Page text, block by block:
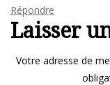
Répondre
Laisser
Votre adresse de